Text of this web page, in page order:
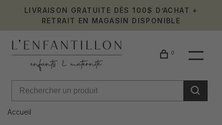
LIVRAISON GRATUITE DÈS 100$ D’ACHAT +
RETRAIT EN MAGASIN DISPONIBLE
0
Accueil